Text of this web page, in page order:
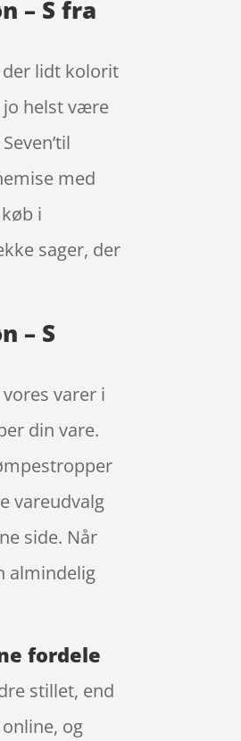
– S fra
lidt kolorit
jo helst være
med
i
sager, der
– S
varer i
din vare.
vareudvalg
side. Når
almindelig
fordele
stillet, end
og